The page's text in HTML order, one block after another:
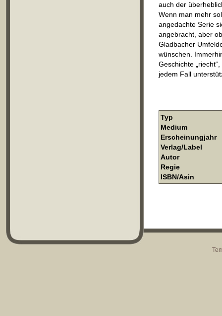
auch der
Wenn man mehr
angedachte Serie
angebracht, aber
Gladbacher
wünschen.
Geschichte
jedem Fall
Typ
Medium
Erscheinungjahr
Verlag/Label
Autor
Regie
ISBN/Asin